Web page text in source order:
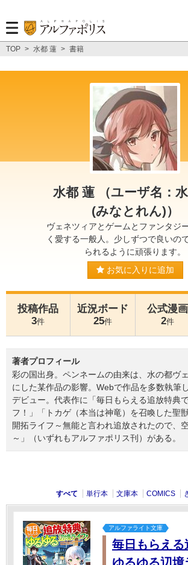
TOP > 水都 蓮 > 書籍
水都 蓮 （ユーザ名：
(みなとれん)）
ヴェネツィアとゲームとファンタジ
く愛する一般人。少しずつで良いの
られるように頑張ります。
お気に入りに追加
投稿作品
3件
近況ボード
25件
公式漫画
2件
著者プロフィール
彩の国出身。ペンネームの由来は、水の都ヴ
にした某作品の影響。Webで作品を多数執筆
デビュー。代表作に「毎日もらえる追放特典
フ！」「トカゲ（本当は神竜）を召喚した聖
開拓ライフ～無能と言われ追放されたので、
～」（いずれもアルファポリス刊）がある。
すべて 単行本 文庫本 COMICS
アルファライト文庫
毎日もらえる
ゆるゆる辺境